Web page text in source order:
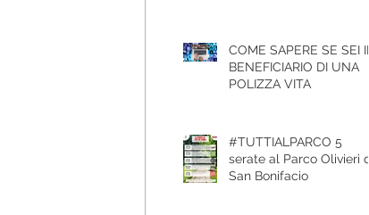
COME SAPERE SE SEI IL
BENEFICIARIO DI UNA
POLIZZA VITA
#TUTTIALPARCO 5
serate al Parco Olivieri di
San Bonifacio